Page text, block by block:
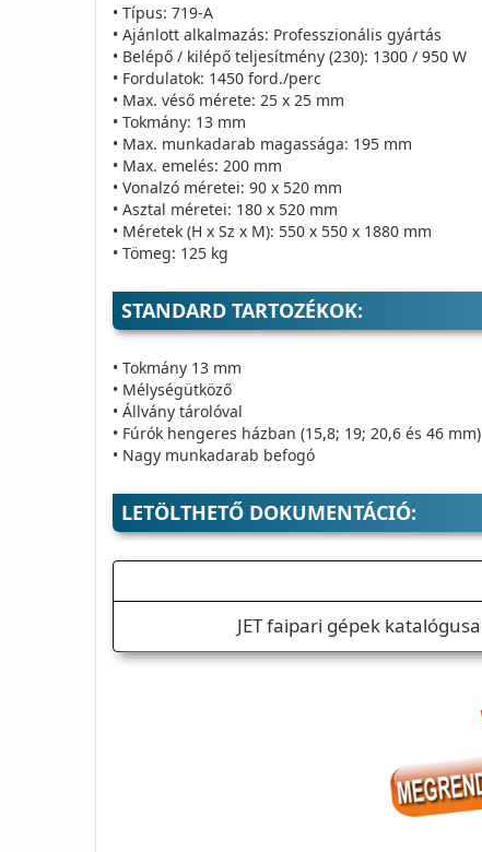
• Típus: 719-A
• Ajánlott alkalmazás: Professzionális gyártás
• Belépő / kilépő teljesítmény (230): 1300 / 950 W
• Fordulatok: 1450 ford./perc
• Max. véső mérete: 25 x 25 mm
• Tokmány: 13 mm
• Max. munkadarab magassága: 195 mm
• Max. emelés: 200 mm
• Vonalzó méretei: 90 x 520 mm
• Asztal méretei: 180 x 520 mm
• Méretek (H x Sz x M): 550 x 550 x 1880 mm
• Tömeg: 125 kg
STANDARD TARTOZÉKOK:
• Tokmány 13 mm
• Mélységütköző
• Állvány tárolóval
• Fúrók hengeres házban (15,8; 19; 20,6 és 46 mm)
• Nagy munkadarab befogó
LETÖLTHETŐ DOKUMENTÁCIÓ:
JET faipari gépek katalógusa